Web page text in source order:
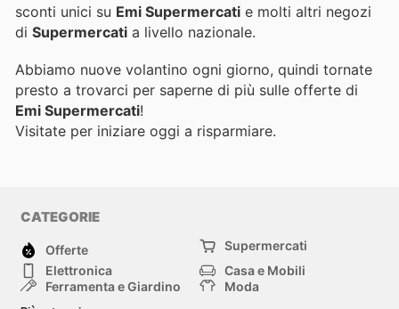
sconti unici su Emi Supermercati e molti altri negozi
di Supermercati a livello nazionale.
Abbiamo nuove volantino ogni giorno, quindi tornate
presto a trovarci per saperne di più sulle offerte di
Emi Supermercati!
Visitate per iniziare oggi a risparmiare.
CATEGORIE
Offerte
Supermercati
Elettronica
Casa e Mobili
Ferramenta e Giardino
Moda